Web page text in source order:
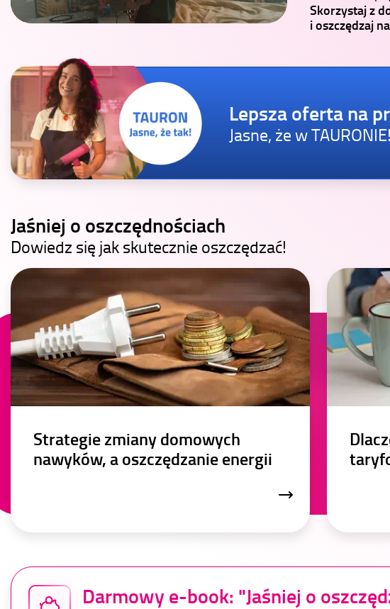
Skorzystaj z
i oszczędzaj
Lepsza oferta na
Jasne, że w TAURONIE!
Jaśniej o oszczędnościach
Dowiedz się jak skutecznie oszczędzać!
Strategie zmiany domowych
nawyków, a oszczędzanie energii
Darmowye-book: "Jaśniej o